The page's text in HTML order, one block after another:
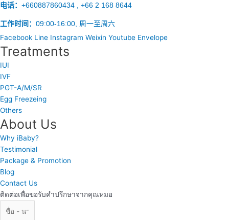
电话： +660887860434 , +66 2 168 8644
工作时间： 09:00-16:00, 周一至周六
Facebook Line Instagram Weixin Youtube Envelope
Treatments
IUI
IVF
PGT-A/M/SR
Egg Freezeing
Others
About Us
Why iBaby?
Testimonial
Package & Promotion
Blog
Contact Us
ติดต่อเพื่อขอรับคำปรึกษาจากคุณหมอ